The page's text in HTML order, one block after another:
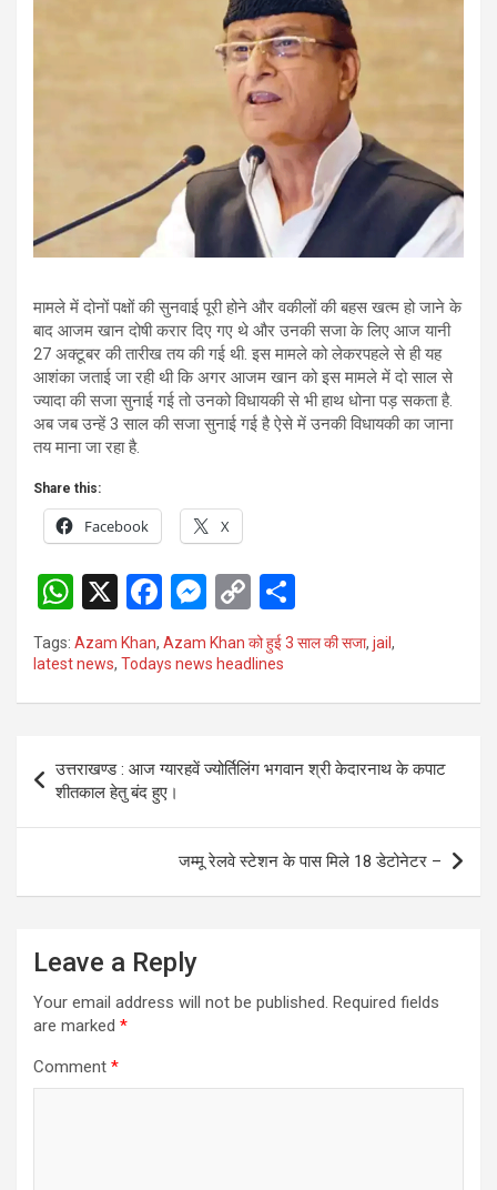
मामले में दोनों पक्षों की सुनवाई पूरी होने और वकीलों की बहस खत्म हो जाने के
बाद आजम खान दोषी करार दिए गए थे और उनकी सजा के लिए आज यानी
27 अक्टूबर की तारीख तय की गई थी. इस मामले को लेकरपहले से ही यह
आशंका जताई जा रही थी कि अगर आजम खान को इस मामले में दो साल से
ज्यादा की सजा सुनाई गई तो उनको विधायकी से भी हाथ धोना पड़ सकता है.
अब जब उन्हें 3 साल की सजा सुनाई गई है ऐसे में उनकी विधायकी का जाना
तय माना जा रहा है.
Share this:
Facebook X
W
h
at
s
p
p
X
F
a
ce
b
o
k
M
es
se
n
er
C
o
py
Li
k
h
ar
e
Tags: Azam Khan, Azam Khan को हुई 3 साल की सजा, jail ,
latest news, Todays news headlines
navigation
उत्तराखण्ड : आज ग्यारहवें ज्योर्तिलिंग भगवान श्री केदारनाथ के कपाट
शीतकाल हेतु बंद हुए।
जम्मू रेलवे स्टेशन के पास मिले 18 डेटोनेटर –
Leave a Reply
Your email address will not be published. Required fields
are marked *
Comment *